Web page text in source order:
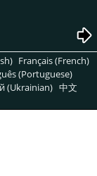
Français (French)
(Portuguese)
(Ukrainian) 中文